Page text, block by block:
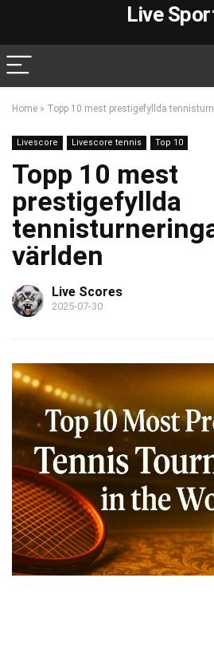
Live
Home » Topp 10 mest prestigefyllda
Livescore Livescore tennis Top 10
Topp 10 mest
prestigefyllda
världen
Live Scores
2025-07-30